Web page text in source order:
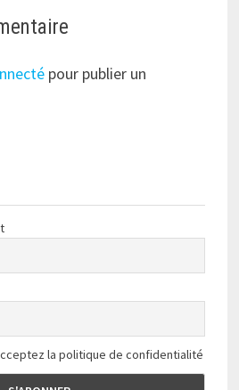
pour publier un
la politique de confidentialité